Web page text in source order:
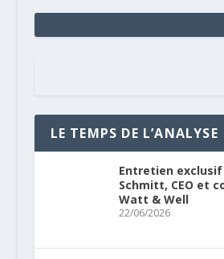
LE TEMPS DE L’ANALYSE
Entretien
Schmitt, CEO et
Watt & Well
22/06/2026